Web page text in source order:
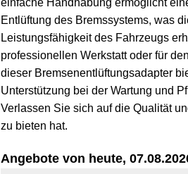
einfache Handhabung ermöglicht
Entlüftung des Bremssystems, was
Leistungsfähigkeit des Fahrzeugs
professionellen Werkstatt oder für
dieser Bremsenentlüftungsadapter
Unterstützung bei der Wartung und
Verlassen Sie sich auf die Qualität
zu bieten hat.
Angebote von heute,